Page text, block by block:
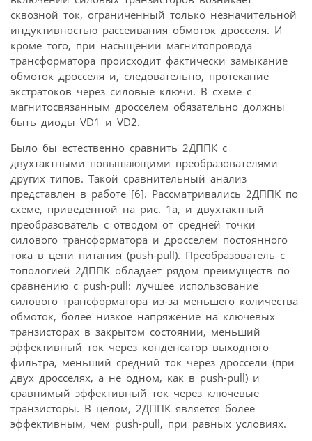
сквозной ток, ограниченный только незначительной
индуктивностью рассеивания обмоток дросселя. И
кроме того, при насыщении магнитопровода
трансформатора происходит фактически замыкание
обмоток дросселя и, следовательно, протекание
экстратоков через силовые ключи. В схеме с
магнитосвязанным дросселем обязательно должны
быть диоды VD1 и VD2.
Было бы естественно сравнить 2ДППК с
двухтактными повышающими преобразователями
других типов. Такой сравнительный анализ
представлен в работе [6]. Рассматривались 2ДППК по
схеме, приведенной на рис. 1а, и двухтактный
преобразователь с отводом от средней точки
силового трансформатора и дросселем постоянного
тока в цепи питания (push-pull). Преобразователь с
топологией 2ДППК обладает рядом преимуществ по
сравнению с push-pull: лучшее использование
силового трансформатора из-за меньшего количества
обмоток, более низкое напряжение на ключевых
транзисторах в закрытом состоянии, меньший
эффективный ток через конденсатор выходного
фильтра, меньший средний ток через дроссели (при
двух дросселях, а не одном, как в push-pull) и
сравнимый эффективный ток через ключевые
транзисторы. В целом, 2ДППК является более
эффективным, чем push-pull, при равных условиях.